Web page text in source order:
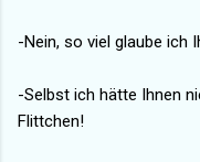
-Nein, so viel glaube ich
-Selbst ich hätte Ihnen
Flittchen!